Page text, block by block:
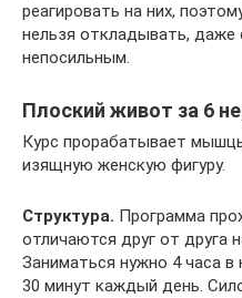
реагировать на них,
нельзя откладывать, даже
непосильным.
Плоский живот за 6
Курс прорабатывает
изящную женскую фигуру.
Структура. Программа
отличаются друг от друга
Заниматься нужно 4 часа
30 минут каждый день.